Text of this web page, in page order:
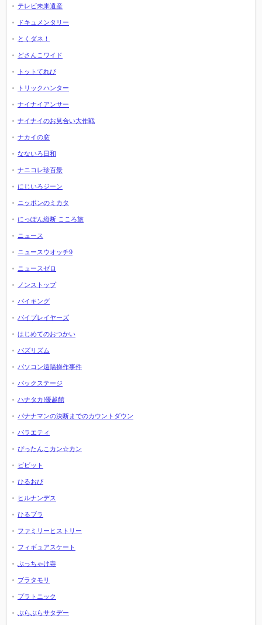
テレビ未来遺産
ドキュメンタリー
とくダネ！
どさんこワイド
トットてれび
トリックハンター
ナイナイアンサー
ナイナイのお見合い大作戦
ナカイの窓
なないろ日和
ナニコレ珍百景
にじいろジーン
ニッポンのミカタ
にっぽん縦断 こころ旅
ニュース
ニュースウオッチ9
ニュースゼロ
ノンストップ
バイキング
バイプレイヤーズ
はじめてのおつかい
バズリズム
パソコン遠隔操作事件
バックステージ
ハナタカ!優越館
バナナマンの決断までのカウントダウン
バラエティ
ぴったんこカン☆カン
ビビット
ひるおび
ヒルナンデス
ひるブラ
ファミリーヒストリー
フィギュアスケート
ぶっちゃけ寺
ブラタモリ
プラトニック
ぶらぶらサタデー